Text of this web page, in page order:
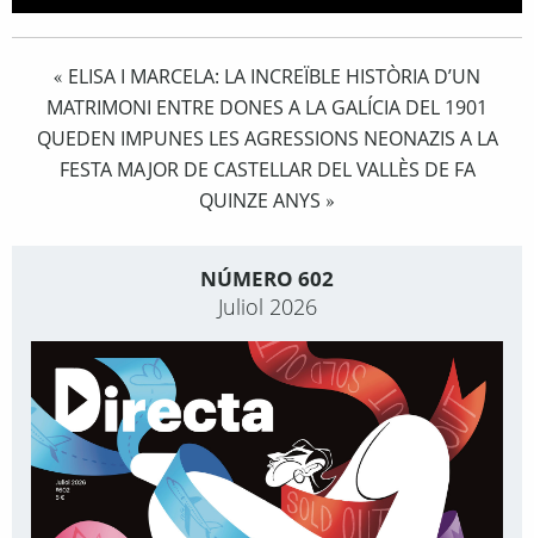
« ELISA I MARCELA: LA INCREÏBLE HISTÒRIA D’UN
MATRIMONI ENTRE DONES A LA GALÍCIA DEL 1901
QUEDEN IMPUNES LES AGRESSIONS NEONAZIS A LA
FESTA MAJOR DE CASTELLAR DEL VALLÈS DE FA
QUINZE ANYS »
NÚMERO 602
Juliol 2026